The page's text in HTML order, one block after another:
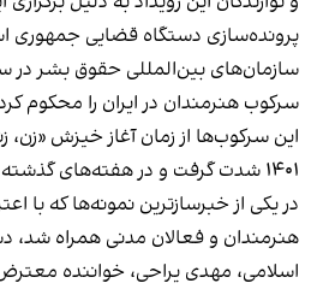
پرونده‌سازی دستگاه قضایی جمهوری
سازمان‌های بین‌المللی حقوق بشر در
سرکوب هنرمندان در ایران را محکوم
این سرکوب‌ها از زمان آغاز خیزش «زن،
۱۴۰۱ شدت گرفت و در هفته‌های گذشته تشدید شد.
در یکی از خبرسازترین نمونه‌ها که با
هنرمندان و فعالان مدنی همراه
اسلامی، مهدی یراحی، خواننده معترض